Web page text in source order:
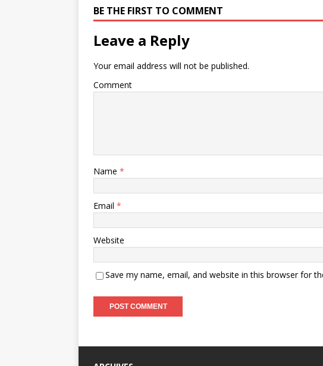
BE THE FIRST TO COMMENT
Leave a Reply
Your email address will not be published.
Comment
Name *
Email *
Website
Save my name, email, and website in this browser for